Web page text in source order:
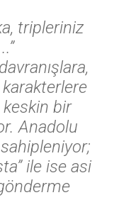
tripleriniz
bir
Anadolu
ile ise asi